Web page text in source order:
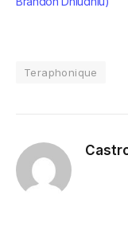
Teraphonique